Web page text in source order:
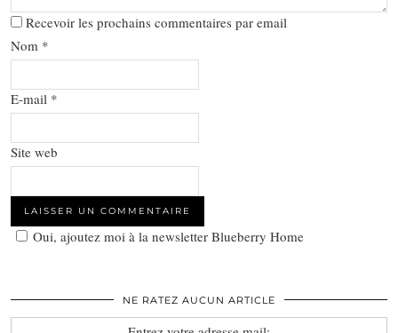
Recevoir les prochains commentaires par email
Nom *
E-mail *
Site web
Oui, ajoutez moi à la newsletter Blueberry Home
NE RATEZ AUCUN ARTICLE